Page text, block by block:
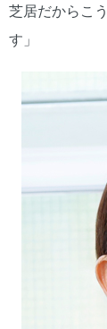
芝居だからこ
す」